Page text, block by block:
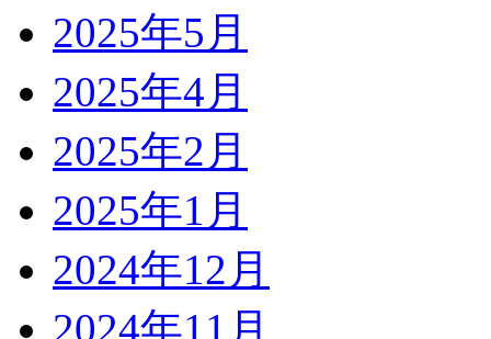
2025年5月
2025年4月
2025年2月
2025年1月
2024年12月
2024年11月